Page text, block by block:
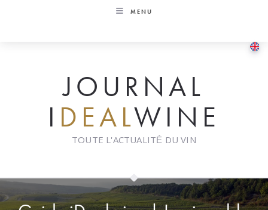
MENU
JOURNAL
I DEALWINE
TOUTE L'ACTUALITÉ DU VIN